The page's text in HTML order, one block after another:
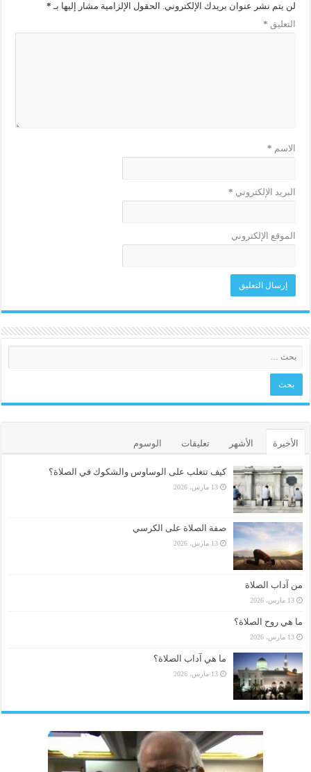
لن يتم نشر عنوان بريدك الإلكتروني. الحقول الإلزامية مشار إليها بـ *
التعليق *
الاسم *
البريد الإلكتروني *
الموقع الإلكتروني
الأخيرة الأشهر تعليقات الوسوم
كيف تتغلب على الوساوس والشكوك في الصلاة؟
13 مارس، 2026
صفة الصلاة على الكرسي
13 مارس، 2026
من آداب الصلاة
13 مارس، 2026
ما هي روح الصلاة؟
13 مارس، 2026
ما هي آداب الصلاة؟
13 مارس، 2026